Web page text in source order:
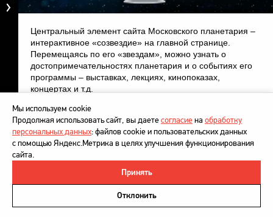
Центральный элемент сайта Московского планетария –
интерактивное «созвездие» на главной странице.
Перемещаясь по его «звездам», можно узнать о
достопримечательностях планетария и о событиях его
программы – выставках, лекциях, кинопоказах,
концертах и т.д.
Космическую тематику ресурса поддерживают
визуальные образы, использованные в дизайне:
планеты, созвездия, галактики, туманности.
разветвленную структуру Планетария, посмотреть
интерьеры его залов, быть в курсе постоянных и
Политика в отношении обработки персональных данных
Напишите нам
Мы используем cookie
Продолжая использовать сайт, вы даетесогласиена обработку
персональных данных: файлов cookie и пользовательских данных
с помощью Яндекс.Метрика в целях улучшения функционирования
сайта.
Принять
Отклонить